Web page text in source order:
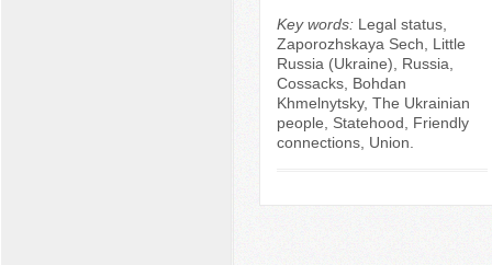
Key words:Legal status,
Zaporozhskaya Sech, Little
Russia (Ukraine), Russia,
Cossacks, Bohdan
Khmelnytsky, The Ukrainian
people, Statehood, Friendly
connections, Union.